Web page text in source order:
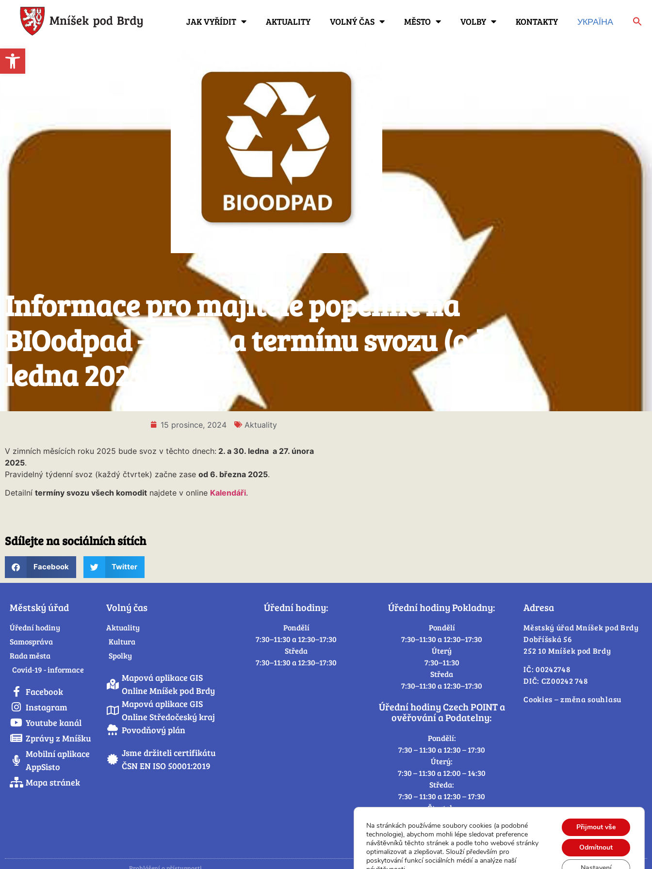
Open toolbar
JAK VYŘÍDIT AKTUALITY VOLNÝ ČAS MĚSTO VOLBY KONTAKTY УКРАЇНА
Informace pro majitele popelnic na
BIOodpad – změna termínu svozu (od
ledna 2025)
15 prosince, 2024 Aktuality
V zimních měsících roku 2025 bude svoz v těchto dnech: 2. a 30. ledna a 27. února
2025.
Pravidelný týdenní svoz (každý čtvrtek) začne zase od 6. března 2025.
Detailní termíny svozu všech komodit najdete v online Kalendáři.
Sdílejte na sociálních sítích
Facebook Twitter
Městský úřad
Úřední hodiny
Samospráva
Rada města
Covid-19 - informace
Facebook
Instagram
Youtube kanál
Zprávy z Mníšku
Mobilní aplikace
AppSisto
Mapa stránek
Volný čas
Aktuality
Kultura
Spolky
Mapová aplikace GIS
Online Mníšek pod Brdy
Mapová aplikace GIS
Online Středočeský kraj
Povodňový plán
Jsme držiteli certifikátu
ČSN EN ISO 50001:2019
Úřední hodiny:
Pondělí
7:30–11:30 a 12:30–17:30
Středa
7:30–11:30 a 12:30–17:30
Úřední hodiny Pokladny:
Pondělí
7:30–11:30 a 12:30–17:30
Úterý
7:30–11:30
Středa
7:30–11:30 a 12:30–17:30
Úřední hodiny Czech POINT a
ověřování a Podatelny:
Pondělí:
7:30 – 11:30 a 12:30 – 17:30
Úterý:
7:30 – 11:30 a 12:00 – 14:30
Středa:
7:30 – 11:30 a 12:30 – 17:30
Čtvrtek:
Pátek:
7:30 – 12:30
Adresa
Městský úřad Mníšek pod Brdy
Dobříšská 56
252 10 Mníšek pod Brdy
IČ: 00242748
DIČ: CZ00242 748
Cookies – změna souhlasu
Na stránkách používáme soubory cookies (a podobné
technologie), abychom mohli lépe sledovat preference
návštěvníků těchto stránek a podle toho webové stránky
optimalizovat a zlepšovat. Slouží především pro
poskytování funkcí sociálních médií a analýze naší
Přijmout vše
Odmítnout